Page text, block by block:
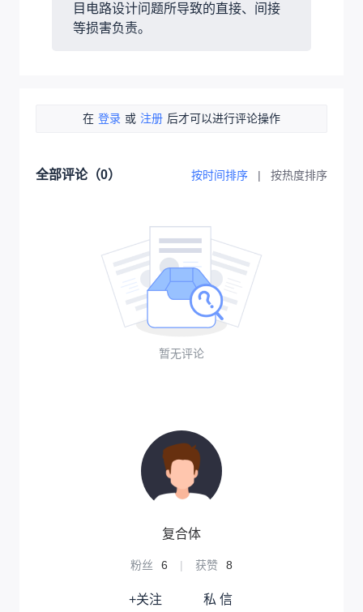
目电路设计问题所导致的直接、间接
等损害负责。
在 登录 或 注册 后才可以进行评论操作
全部评论（0） 按时间排序 | 按热度排序
暂无评论
复合体
粉丝 6 | 获赞 8
+关注 私 信